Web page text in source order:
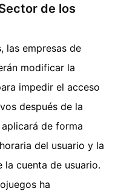
de los
las empresas de
modificar la
impedir el acceso
después de la
de forma
del usuario y la
cuenta de usuario.
ha